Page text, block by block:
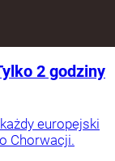
2 godziny
europejski
Chorwacji.